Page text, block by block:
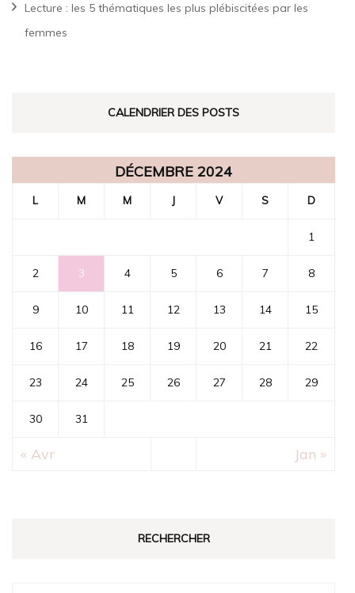
Lecture : les 5 thématiques les plus plébiscitées par les
femmes
CALENDRIER DES POSTS
DÉCEMBRE 2024
L M M J V S D
1
2 3 4 5 6 7 8
9 10 11 12 13 14 15
16 17 18 19 20 21 22
23 24 25 26 27 28 29
30 31
« Avr Jan »
RECHERCHER